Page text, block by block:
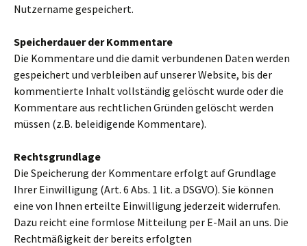
Nutzername gespeichert.
Speicherdauer der Kommentare
Die Kommentare und die damit verbundenen Daten werden
gespeichert und verbleiben auf unserer Website, bis der
kommentierte Inhalt vollständig gelöscht wurde oder die
Kommentare aus rechtlichen Gründen gelöscht werden
müssen (z.B. beleidigende Kommentare).
Rechtsgrundlage
Die Speicherung der Kommentare erfolgt auf Grundlage
Ihrer Einwilligung (Art. 6 Abs. 1 lit. a DSGVO). Sie können
eine von Ihnen erteilte Einwilligung jederzeit widerrufen.
Dazu reicht eine formlose Mitteilung per E-Mail an uns. Die
Rechtmäßigkeit der bereits erfolgten